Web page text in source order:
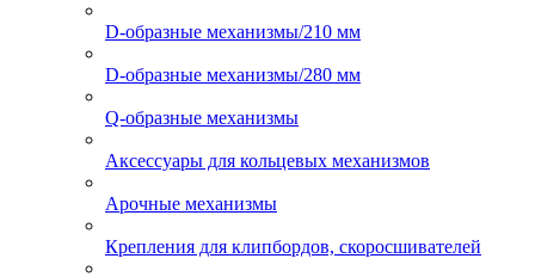
D-образные механизмы/210 мм
D-образные механизмы/280 мм
Q-образные механизмы
Аксессуары для кольцевых механизмов
Арочные механизмы
Крепления для клипбордов, скоросшивателей